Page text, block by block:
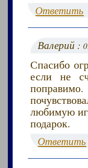
Ответить
Валерий :
Спасибо
если не
любимую
подарок.
Ответить